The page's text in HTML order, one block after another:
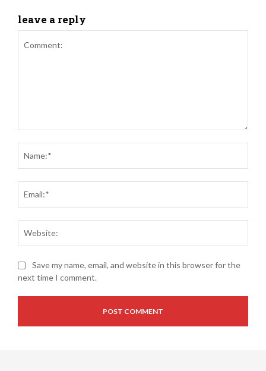
leave a reply
Save my name, email, and website in this browser for the
next time I comment.